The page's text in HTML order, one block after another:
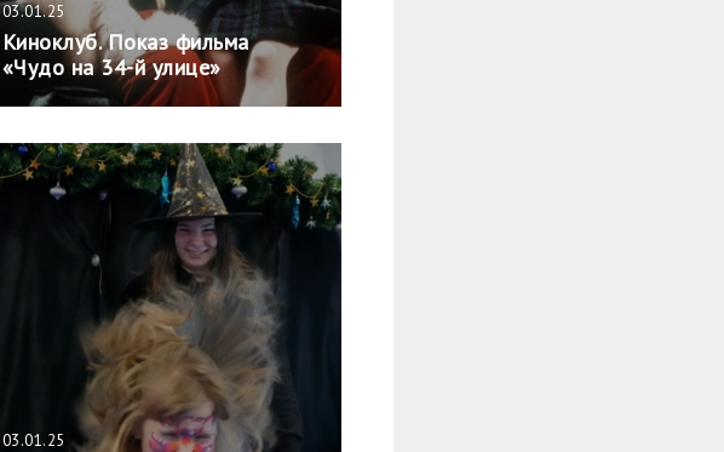
03.01.25
Киноклуб. Показ фильма
«Чудо на 34-й улице»
03.01.25